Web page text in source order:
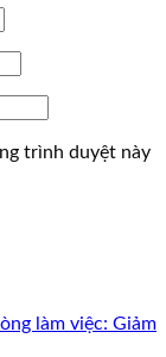
trình duyệt này
làm việc: Giảm